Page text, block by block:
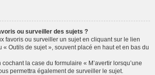
ou surveiller des sujets ?
favoris ou surveiller un sujet en cliquant sur le lien
« Outils de sujet », souvent placé en haut et en bas du
la case du formulaire « M’avertir lorsqu’une
permettra également de surveiller le sujet.